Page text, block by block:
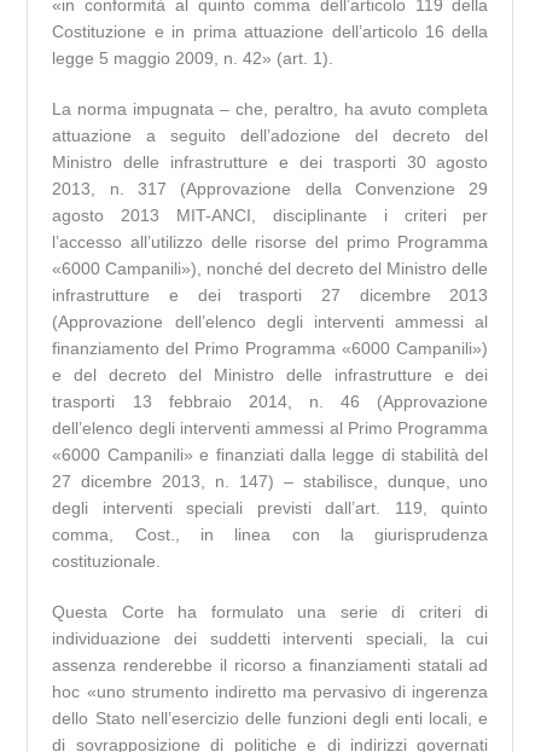
«in conformità al quinto comma dell’articolo 119 della
Costituzione e in prima attuazione dell’articolo 16 della
legge 5 maggio 2009, n. 42» (art. 1).
La norma impugnata – che, peraltro, ha avuto completa
attuazione a seguito dell’adozione del decreto del
Ministro delle infrastrutture e dei trasporti 30 agosto
2013, n. 317 (Approvazione della Convenzione 29
agosto 2013 MIT-ANCI, disciplinante i criteri per
l’accesso all’utilizzo delle risorse del primo Programma
«6000 Campanili»), nonché del decreto del Ministro delle
infrastrutture e dei trasporti 27 dicembre 2013
(Approvazione dell’elenco degli interventi ammessi al
finanziamento del Primo Programma «6000 Campanili»)
e del decreto del Ministro delle infrastrutture e dei
trasporti 13 febbraio 2014, n. 46 (Approvazione
dell’elenco degli interventi ammessi al Primo Programma
«6000 Campanili» e finanziati dalla legge di stabilità del
27 dicembre 2013, n. 147) – stabilisce, dunque, uno
degli interventi speciali previsti dall’art. 119, quinto
comma, Cost., in linea con la giurisprudenza
costituzionale.
Questa Corte ha formulato una serie di criteri di
individuazione dei suddetti interventi speciali, la cui
assenza renderebbe il ricorso a finanziamenti statali ad
hoc «uno strumento indiretto ma pervasivo di ingerenza
dello Stato nell’esercizio delle funzioni degli enti locali, e
di sovrapposizione di politiche e di indirizzi governati